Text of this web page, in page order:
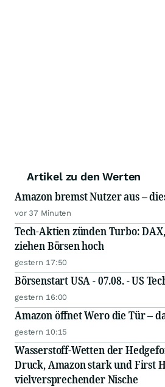
Artikel zu den Werten
Amazon bremst Nutzer aus –
vor 37 Minuten
Tech-Aktien zünden Turbo:
ziehen Börsen hoch
gestern 17:50
Börsenstart USA - 07.08. - US
gestern 16:00
Amazon öffnet Wero die Tür –
gestern 10:15
Wasserstoff-Wetten der
Druck, Amazon stark und First
vielversprechender Nische